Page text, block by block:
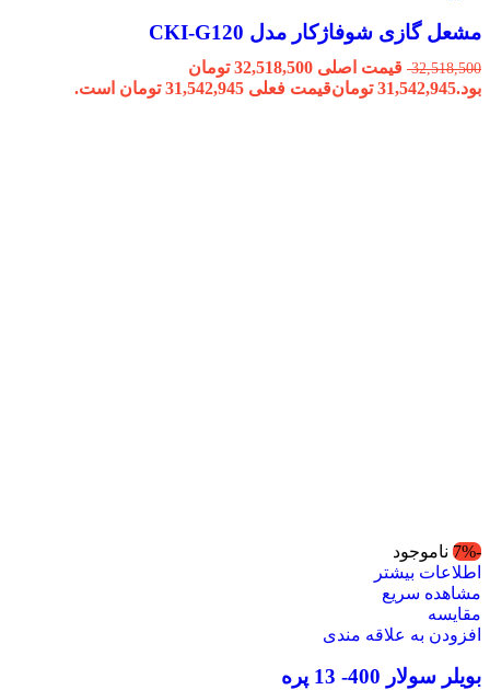
مشعل گازی شوفاژکار مدل CKI-G120
32,518,500
قیمت اصلی 32,518,500 تومان
بود.31,542,945 تومانقیمت فعلی 31,542,945 تومان است.
-7%
ناموجود
اطلاعات بیشتر
مشاهده سریع
مقایسه
افزودن به علاقه مندی
بویلر سولار 400- 13 پره